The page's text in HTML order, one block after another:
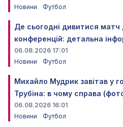
Новини
Футбол
Де сьогодні дивитися матч
конференцій: детальна
06.08.2026 17:01
Новини
Футбол
Михайло Мудрик завітав у
Трубіна: в чому справа
06.08.2026 16:01
Новини
Футбол